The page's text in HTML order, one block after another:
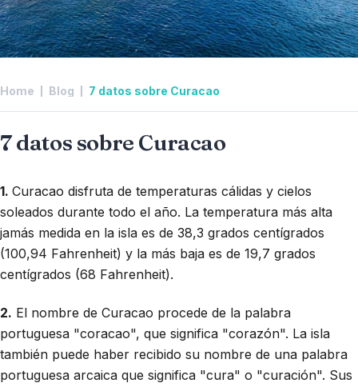
Home Blog 7 datos sobre Curacao
7 datos sobre Curacao
1. Curacao disfruta de temperaturas cálidas y cielos
soleados durante todo el año. La temperatura más alta
jamás medida en la isla es de 38,3 grados centígrados
(100,94 Fahrenheit) y la más baja es de 19,7 grados
centígrados (68 Fahrenheit).
2. El nombre de Curacao procede de la palabra
portuguesa "coracao", que significa "corazón". La isla
también puede haber recibido su nombre de una palabra
portuguesa arcaica que significa "cura" o "curación". Sus